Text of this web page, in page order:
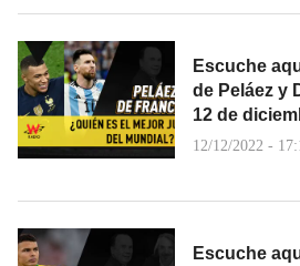
Escuche
de Peláez y
12 de
12/12/2022 -
Escuche